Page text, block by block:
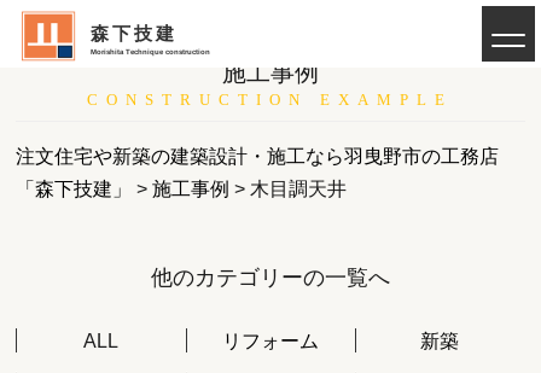
森下技建
Morishita Technique construction
施工事例
CONSTRUCTION EXAMPLE
注文住宅や新築の建築設計・施工なら羽曳野市の工務店
「森下技建」
>施工事例 > 木目調天井
他のカテゴリーの一覧へ
ALL リフォーム 新築